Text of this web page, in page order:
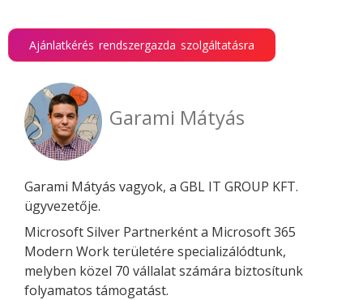
Ajánlatkérés rendszergazda szolgáltatásra
Garami Mátyás
Garami Mátyás vagyok, a GBL IT GROUP KFT.
ügyvezetője.
Microsoft Silver Partnerként a Microsoft 365
Modern Work területére specializálódtunk,
melyben közel 70 vállalat számára biztosítunk
folyamatos támogatást.